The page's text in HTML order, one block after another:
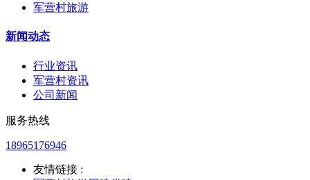
军营村旅游
新闻动态
行业资讯
军营村资讯
公司新闻
服务热线
18965176946
友情链接 :